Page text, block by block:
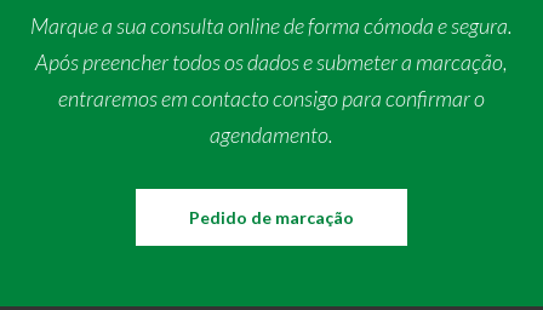
Marque a sua consulta online de forma cómoda e segura.
Após preencher todos os dados e submeter a marcação,
entraremos em contacto consigo para confirmar o
agendamento.
Pedido de marcação